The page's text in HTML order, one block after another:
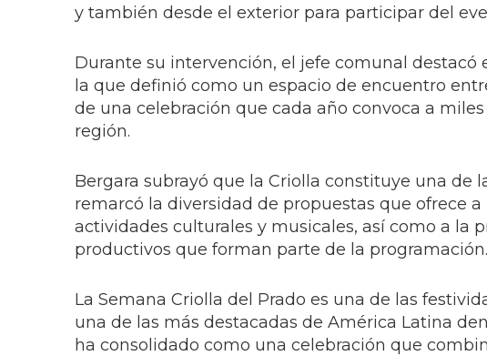
y también desde el exterior para participar del
Durante su intervención, el jefe comunal destacó
la que definió como un espacio de encuentro
de una celebración que cada año convoca a
región.
Bergara subrayó que la Criolla constituye una de
remarcó la diversidad de propuestas que ofrece
actividades culturales y musicales, así como a la
productivos que forman parte de la programación.
La Semana Criolla del Prado es una de las
una de las más destacadas de América Latina
ha consolidado como una celebración que